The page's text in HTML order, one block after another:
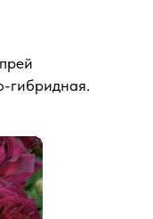
гибридная.